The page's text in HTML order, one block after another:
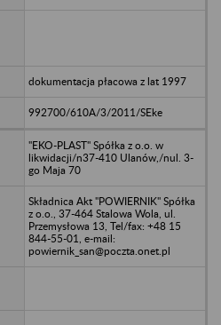
dokumentacja płacowa z lat 1997
992700/610A/3/2011/SEke
"EKO-PLAST" Spółka z o.o. w
likwidacji/n37-410 Ulanów,/nul. 3-
go Maja 70
Składnica Akt "POWIERNIK" Spółka
z o.o., 37-464 Stalowa Wola, ul.
Przemysłowa 13, Tel/fax: +48 15
844-55-01, e-mail:
powiernik_san@poczta.onet.pl